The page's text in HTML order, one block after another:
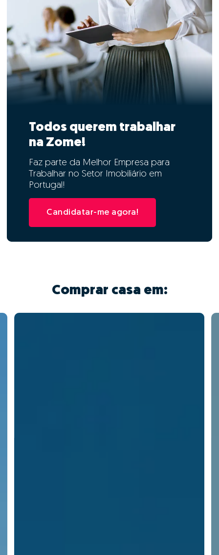
Todos querem trabalhar
na Zome!
Faz parte da Melhor Empresa para
Trabalhar no Setor Imobiliário em
Portugal!
Candidatar-me agora!
Comprar casa em: